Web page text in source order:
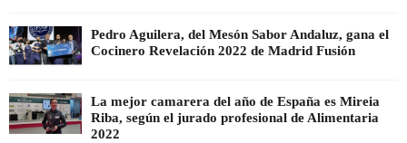
Pedro Aguilera, del Mesón Sabor Andaluz, gana el
Cocinero Revelación 2022 de Madrid Fusión
La mejor camarera del año de España es Mireia
Riba, según el jurado profesional de Alimentaria
2022